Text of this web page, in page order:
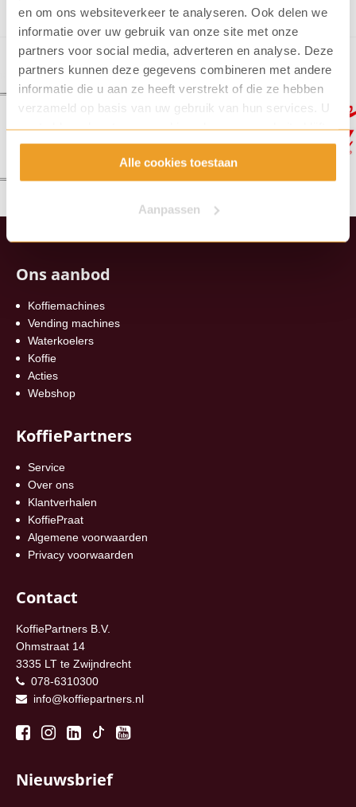
en om ons websiteverkeer te analyseren. Ook delen we
informatie over uw gebruik van onze site met onze
partners voor social media, adverteren en analyse. Deze
partners kunnen deze gegevens combineren met andere
informatie die u aan ze heeft verstrekt of die ze hebben
verzameld op basis van uw gebruik van hun services. U
gaat akkoord met onze cookies als u onze website blijft
gebruiken.
Alle cookies toestaan
Aanpassen
Ons aanbod
Koffiemachines
Vending machines
Waterkoelers
Koffie
Acties
Webshop
KoffiePartners
Service
Over ons
Klantverhalen
KoffiePraat
Algemene voorwaarden
Privacy voorwaarden
Contact
KoffiePartners B.V.
Ohmstraat 14
3335 LT te Zwijndrecht
078-6310300
info@koffiepartners.nl
Nieuwsbrief